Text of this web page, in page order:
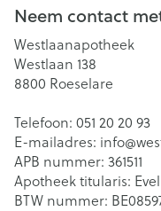
Neem contact
Westlaanapotheek
Westlaan 138
8800 Roeselare
Telefoon: 051 20 20 93
E-mailadres: info@
APB nummer: 361511
Apotheek titularis:
BTW nummer: